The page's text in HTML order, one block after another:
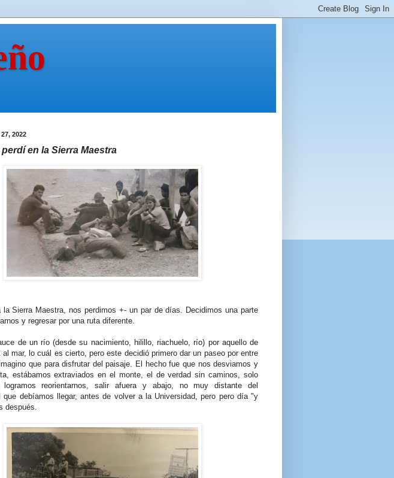
2022
en la Sierra Maestra
la Sierra Maestra, nos perdimos +- un par de días. Decidimos una parte
y regresar por una ruta diferente.
de un río (desde su nacimiento, hilillo, riachuelo, río) por aquello de
al mar, lo cuál es cierto, pero este decidió primero dar un paseo por entre
que para disfrutar del paisaje. El hecho fue que nos desviamos y
estábamos extraviados en el monte, el de verdad sin caminos, solo
logramos reorientarnos, salir afuera y abajo, no muy distante del
que debíamos llegar, antes de volver a la Universidad, pero pero día "y
después.